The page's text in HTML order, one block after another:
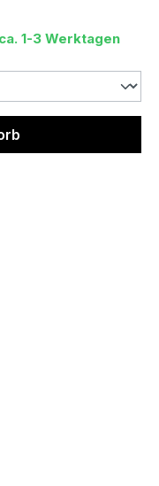
1-3 Werktagen
Wert